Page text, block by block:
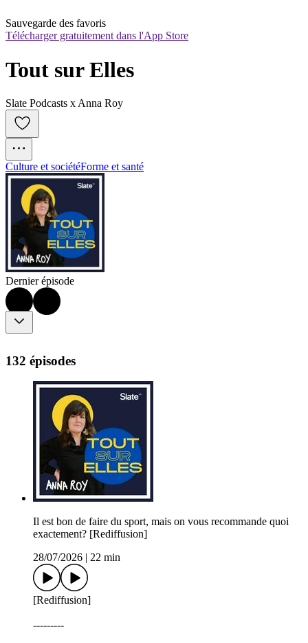
Sauvegarde des favoris
Télécharger gratuitement dans l'App Store
Tout sur Elles
Slate Podcasts x Anna Roy
Culture et sociétéForme et santé
Dernier épisode
132 épisodes
Il est bon de faire du sport, mais on vous recommande quoi
exactement? [Rediffusion]
28/07/2026
22 min
[Rediffusion]
---------